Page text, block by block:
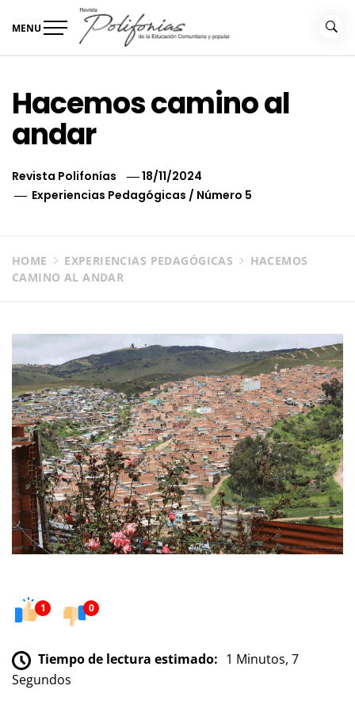
MENU
Hacemos camino al
andar
Revista Polifonías
18/11/2024
Experiencias Pedagógicas / Número 5
HOME EXPERIENCIAS PEDAGÓGICAS
HACEMOS
CAMINO AL ANDAR
1 0
Tiempo de lectura estimado: 1 Minutos, 7
Segundos